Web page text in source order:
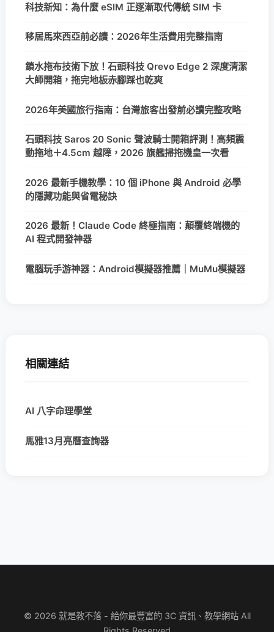
科技新知：為什麼 eSIM 正逐漸取代傳統 SIM 卡
移居馬來西亞前必讀：2026年生活費用完整指南
鎖水拖布技術下放！石頭科技 Qrevo Edge 2 深度清潔
大師開箱，拖完地板赤腳踩也乾爽
2026年美國旅行指南：台灣旅客出發前必讀完整攻略
石頭科技 Saros 20 Sonic 聲波騎士開箱評測！高頻震
動拖地＋4.5cm 越障，2026 旗艦掃拖機皇一次看
2026 最新手機教學：10 個 iPhone 與 Android 必學
的隱藏功能與省電秘訣
2026 最新！Claude Code 終極指南：顛覆終端機的
AI 程式開發神器
電腦玩手游神器：Android模擬器推薦｜MuMu模擬器
相關連結
AI 八字命理學堂
馬雅13月亮曆查詢器
© 2026 就是教不落 - 給你最豐富的 3C 資訊、教學網站 All